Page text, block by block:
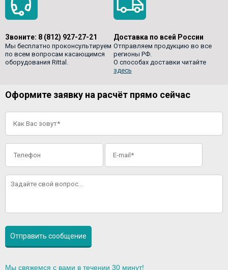
Звоните: 8 (812) 927-27-21
Мы бесплатно проконсультируем
по всем вопросам касающимся
оборудования Rittal.
Доставка по всей России
Отправляем продукцию во все
регионы РФ.
О способах доставки читайте
здесь
Оформите заявку на расчёт прямо сейчас
Мы свяжемся с вами в течении 30 минут!